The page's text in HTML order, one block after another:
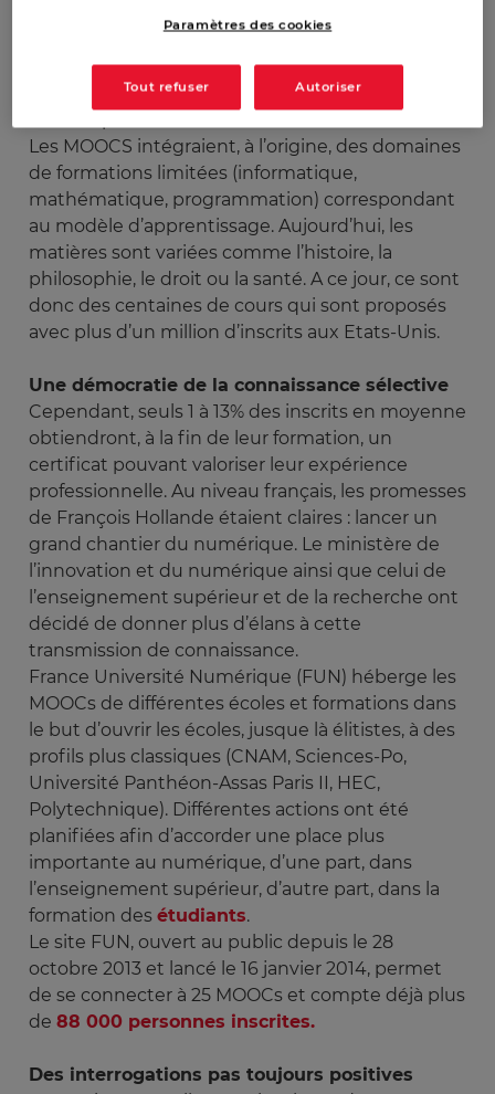
recense deux types de MOOCS : les « xMOOCs »,
matières et d’enseignement et les « cMOOCs »,
qui reposent plus sur l’interaction et l’échange
Les MOOCS intégraient, à l’origine, des domaines
de formations limitées (informatique,
mathématique, programmation) correspondant
au modèle d’apprentissage. Aujourd’hui, les
matières sont variées comme l’histoire, la
philosophie, le droit ou la santé. A ce jour, ce sont
donc des centaines de cours qui sont proposés
avec plus d’un million d’inscrits aux Etats-Unis.
Une démocratie de la connaissance sélective
Cependant, seuls 1 à 13% des inscrits en moyenne
obtiendront, à la fin de leur formation, un
certificat pouvant valoriser leur expérience
professionnelle. Au niveau français, les promesses
de François Hollande étaient claires : lancer un
grand chantier du numérique. Le ministère de
l’innovation et du numérique ainsi que celui de
l’enseignement supérieur et de la recherche ont
décidé de donner plus d’élans à cette
transmission de connaissance.
France Université Numérique (FUN) héberge les
MOOCs de différentes écoles et formations dans
le but d’ouvrir les écoles, jusque là élitistes, à des
profils plus classiques (CNAM, Sciences-Po,
Université Panthéon-Assas Paris II, HEC,
Polytechnique). Différentes actions ont été
planifiées afin d’accorder une place plus
importante au numérique, d’une part, dans
l’enseignement supérieur, d’autre part, dans la
formation des étudiants.
Le site FUN, ouvert au public depuis le 28
octobre 2013 et lancé le 16 janvier 2014, permet
de se connecter à 25 MOOCs et compte déjà plus
de 88 000 personnes inscrites.
Des interrogations pas toujours positives
Paramètres des cookies
Tout refuser Autoriser